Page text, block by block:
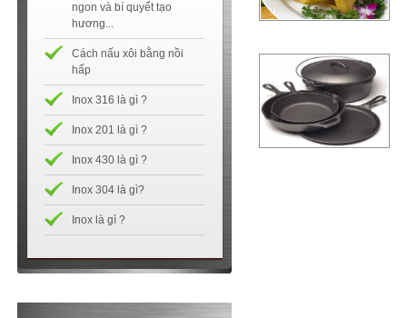
ngon và bí quyết tạo
hương...
Cách nấu xôi bằng nồi
hấp
Inox 316 là gì ?
Inox 201 là gì ?
Inox 430 là gì ?
Inox 304 là gì?
Inox là gì ?